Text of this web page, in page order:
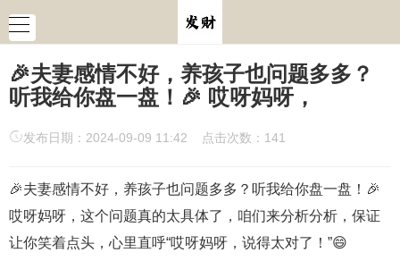
🎉夫妻感情不好，养孩子也问题多多？
听我给你盘一盘！🎉 哎呀妈呀，
发布日期：2024-09-09 11:42 点击次数：141
🎉夫妻感情不好，养孩子也问题多多？听我给你盘一盘！🎉
哎呀妈呀，这个问题真的太具体了，咱们来分析分析，保证
让你笑着点头，心里直呼“哎呀妈呀，说得太对了！”😄